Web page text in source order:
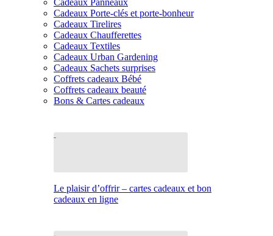
Cadeaux Panneaux
Cadeaux Porte-clés et porte-bonheur
Cadeaux Tirelires
Cadeaux Chaufferettes
Cadeaux Textiles
Cadeaux Urban Gardening
Cadeaux Sachets surprises
Coffrets cadeaux Bébé
Coffrets cadeaux beauté
Bons & Cartes cadeaux
Le plaisir d’offrir – cartes cadeaux et bon
cadeaux en ligne